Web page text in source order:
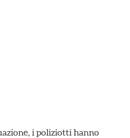
i poliziotti hanno